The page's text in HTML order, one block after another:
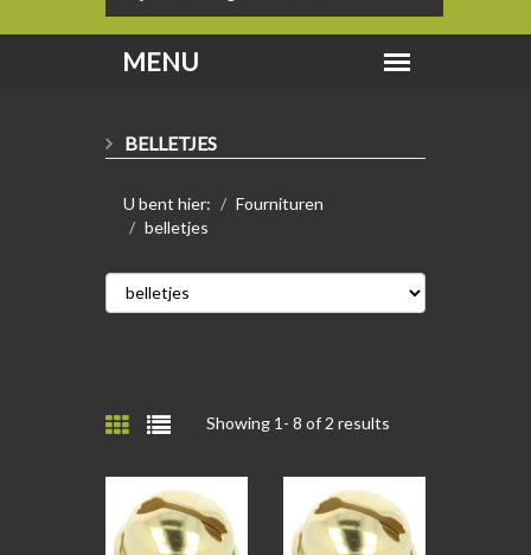
BELLETJES
U bent hier:
Fournituren
belletjes
Showing 1- 8 of 2 results